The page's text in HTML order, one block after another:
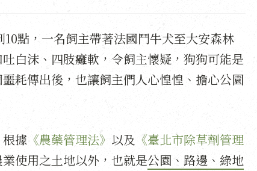
點，一名飼主帶著法國鬥牛犬至大安森林
白沫、四肢癱軟，令飼主懷疑，狗狗可能是
耗傳出後，也讓飼主們人心惶惶、擔心公園
據 《農藥管理法》 以及 《臺北市除草劑管理
使用之土地以外，也就是公園、路邊、綠地